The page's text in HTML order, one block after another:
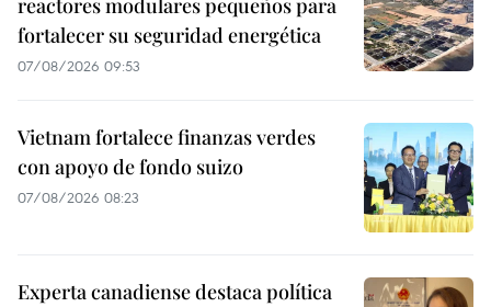
reactores modulares pequeños para
fortalecer su seguridad energética
07/08/2026 09:53
Vietnam fortalece finanzas verdes
con apoyo de fondo suizo
07/08/2026 08:23
Experta canadiense destaca política